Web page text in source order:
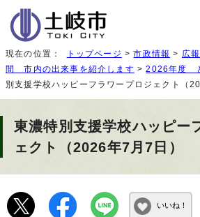
現在の位置： トップページ >市政情報 > 広
間 市内の出来事を紹介します >2026年度
別支援学校ハッピーフラワープロジェクト（
東濃特別支援学校ハッピー
ェクト（2026年7月7日）
いいね！